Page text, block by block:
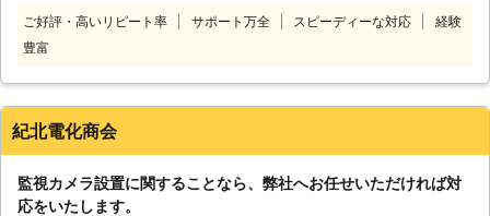
的用途に合わせた防犯カメラの設置の
提供をしておりますので、これまでカ
も安心してお気軽にご相談ください。
安全上のお悩みやご要望などに沿って
対応することができますので、まずは
無料相談をご依頼ください。
ご好評・高いリピート率 サポート万全 スピーディーな対応
経験
豊富
紀北電化商会
監視カメラ設置に関することなら、弊社へお任せいただければ対
応をいたします。